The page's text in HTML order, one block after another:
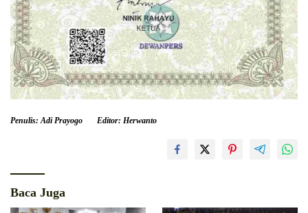
Penulis: Adi Prayogo Editor: Herwanto
Baca Juga